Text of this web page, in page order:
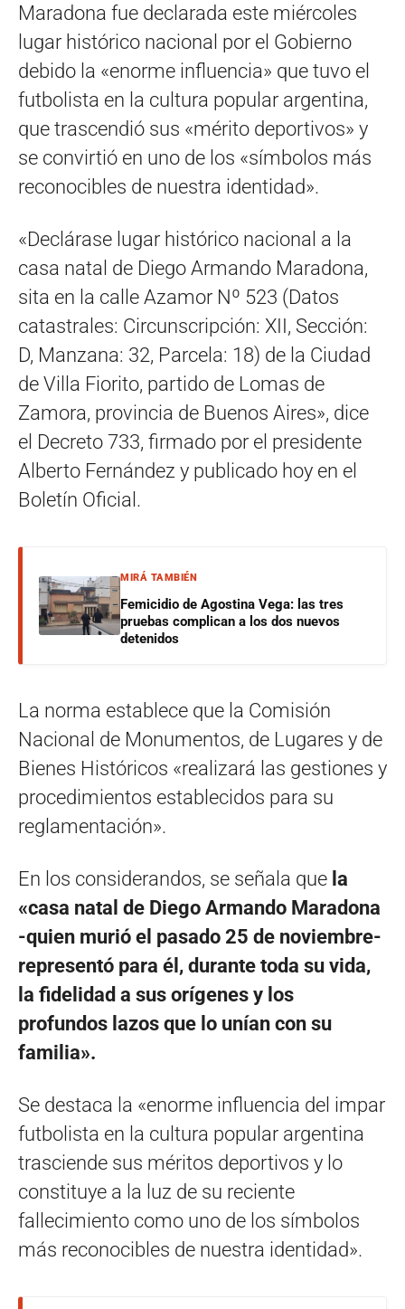
Maradona fue declarada este miércoles
lugar histórico nacional por el Gobierno
debido la «enorme influencia» que tuvo el
futbolista en la cultura popular argentina,
que trascendió sus «mérito deportivos» y
se convirtió en uno de los «símbolos más
reconocibles de nuestra identidad».
«Declárase lugar histórico nacional a la
casa natal de Diego Armando Maradona,
sita en la calle Azamor Nº 523 (Datos
catastrales: Circunscripción: XII, Sección:
D, Manzana: 32, Parcela: 18) de la Ciudad
de Villa Fiorito, partido de Lomas de
Zamora, provincia de Buenos Aires», dice
el Decreto 733, firmado por el presidente
Alberto Fernández y publicado hoy en el
Boletín Oficial.
MIRÁ TAMBIÉN
Femicidio de Agostina Vega: las tres
pruebas complican a los dos nuevos
detenidos
La norma establece que la Comisión
Nacional de Monumentos, de Lugares y de
Bienes Históricos «realizará las gestiones y
procedimientos establecidos para su
reglamentación».
En los considerandos, se señala que la
«casa natal de Diego Armando Maradona
-quien murió el pasado 25 de noviembre-
representó para él, durante toda su vida,
la fidelidad a sus orígenes y los
profundos lazos que lo unían con su
familia».
Se destaca la «enorme influencia del impar
futbolista en la cultura popular argentina
trasciende sus méritos deportivos y lo
constituye a la luz de su reciente
fallecimiento como uno de los símbolos
más reconocibles de nuestra identidad».